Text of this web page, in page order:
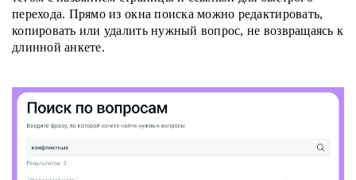
перехода. Прямо из окна поиска можно редактировать,
копировать или удалить нужный вопрос, не возвращаясь к
длинной анкете.